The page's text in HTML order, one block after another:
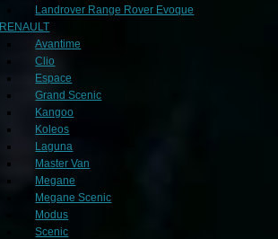
Landrover Range Rover Evoque
RENAULT
Avantime
Clio
Espace
Grand Scenic
Kangoo
Koleos
Laguna
Master Van
Megane
Megane Scenic
Modus
Scenic